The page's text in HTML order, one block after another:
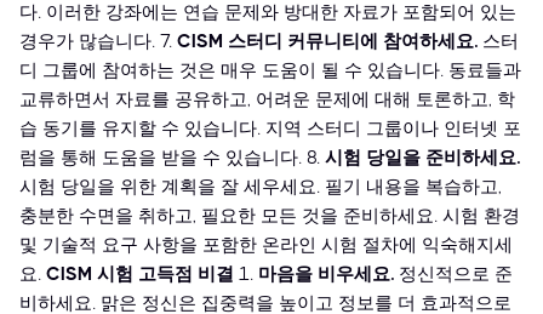
다. 이러한 강좌에는 연습 문제와 방대한 자료가 포함되어 있는
경우가 많습니다. 7. CISM 스터디 커뮤니티에 참여하세요. 스터
디 그룹에 참여하는 것은 매우 도움이 될 수 있습니다. 동료들과
교류하면서 자료를 공유하고, 어려운 문제에 대해 토론하고, 학
습 동기를 유지할 수 있습니다. 지역 스터디 그룹이나 인터넷 포
럼을 통해 도움을 받을 수 있습니다. 8. 시험 당일을 준비하세요.
시험 당일을 위한 계획을 잘 세우세요. 필기 내용을 복습하고,
충분한 수면을 취하고, 필요한 모든 것을 준비하세요. 시험 환경
및 기술적 요구 사항을 포함한 온라인 시험 절차에 익숙해지세
요. CISM 시험 고득점 비결 1. 마음을 비우세요. 정신적으로 준
비하세요. 맑은 정신은 집중력을 높이고 정보를 더 효과적으로